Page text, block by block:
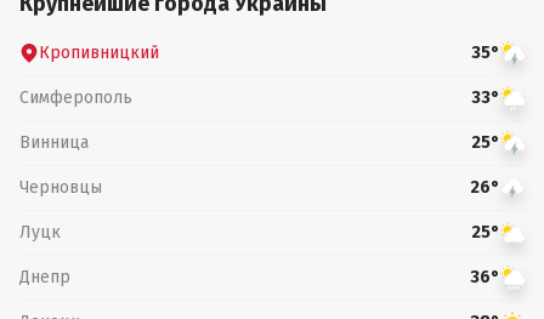
Кропивницкий 35°
Симферополь 33°
Винница 25°
Черновцы 26°
Луцк 25°
Днепр 36°